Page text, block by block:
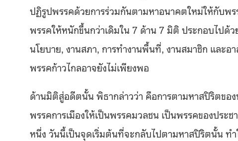
ปฏิรูปพรรคด้วยการร่วมกันตามหาอนาคตใหม่ให้กับพ
พรรคให้หนักขึ้นกว่าเดิมใน 7 ด้าน 7 มิติ ประกอบไปด้
นโยบาย, งานสภา, การทำงานพื้นที่, งานสมาชิก และ
พรรคก้าวไกลอาจยังไม่เพียงพอ
ด้านมิติสู่อดีตนั้น พิธากล่าวว่า คือการตามหาสปิริตขอ
พรรคการเมืองให้เป็นพรรคมวลชน เป็นพรรคของประ
หนึ่ง วันนี้เป็นจุดเริ่มต้นที่จะกลับไปตามหาสปิริตนั้น ท